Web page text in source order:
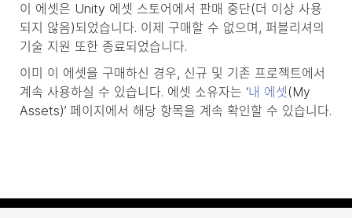
이 에셋은 Unity 에셋 스토어에서 판매 중단(더 이상 사용
되지 않음)되었습니다. 이제 구매할 수 없으며, 퍼블리셔의
기술 지원 또한 종료되었습니다.
이미 이 에셋을 구매하신 경우, 신규 및 기존 프로젝트에서
계속 사용하실 수 있습니다. 에셋 소유자는 ‘내 에셋 (My
Assets)’ 페이지에서 해당 항목을 계속 확인할 수 있습니다.